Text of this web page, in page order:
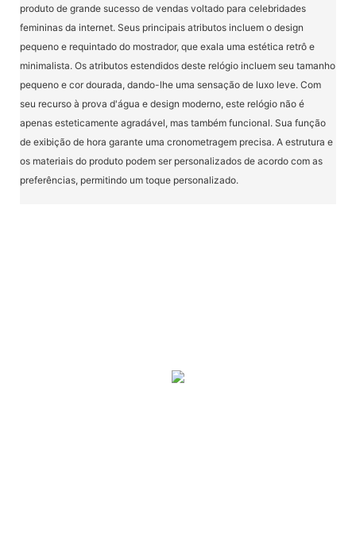
produto de grande sucesso de vendas voltado para celebridades
femininas da internet. Seus principais atributos incluem o design
pequeno e requintado do mostrador, que exala uma estética retrô e
minimalista. Os atributos estendidos deste relógio incluem seu tamanho
pequeno e cor dourada, dando-lhe uma sensação de luxo leve. Com
seu recurso à prova d'água e design moderno, este relógio não é
apenas esteticamente agradável, mas também funcional. Sua função
de exibição de hora garante uma cronometragem precisa. A estrutura e
os materiais do produto podem ser personalizados de acordo com as
preferências, permitindo um toque personalizado.